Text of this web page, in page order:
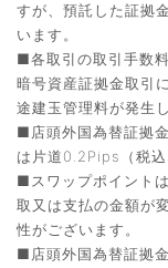
すが、預託した証拠
います。
■各取引の取引手数
暗号資産証拠金取引
途建玉管理料が発生
■店頭外国為替証拠
は片道0.2Pips（税込
■スワップポイント
取又は支払の金額が
性がございます。
■店頭外国為替証拠